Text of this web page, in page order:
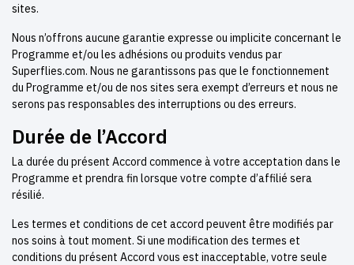
sites.
Nous n’offrons aucune garantie expresse ou implicite concernant le
Programme et/ou les adhésions ou produits vendus par
Superflies.com. Nous ne garantissons pas que le fonctionnement
du Programme et/ou de nos sites sera exempt d’erreurs et nous ne
serons pas responsables des interruptions ou des erreurs.
Durée de l’Accord
La durée du présent Accord commence à votre acceptation dans le
Programme et prendra fin lorsque votre compte d’affilié sera
résilié.
Les termes et conditions de cet accord peuvent être modifiés par
nos soins à tout moment. Si une modification des termes et
conditions du présent Accord vous est inacceptable, votre seule